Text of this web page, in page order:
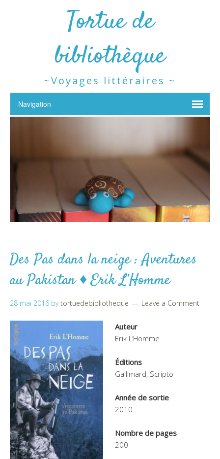
Tortue de
bibliothèque
~Voyages littéraires ~
Des Pas dans la neige : Aventures
au Pakistan ♦ Erik L’Homme
28 mai 2016 bytortuedebibliotheque Leave a Comment
Auteur
Erik L’Homme
Éditions
Gallimard, Scripto
Année de sortie
2010
Nombre de pages
200